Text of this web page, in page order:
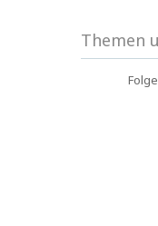
Themen